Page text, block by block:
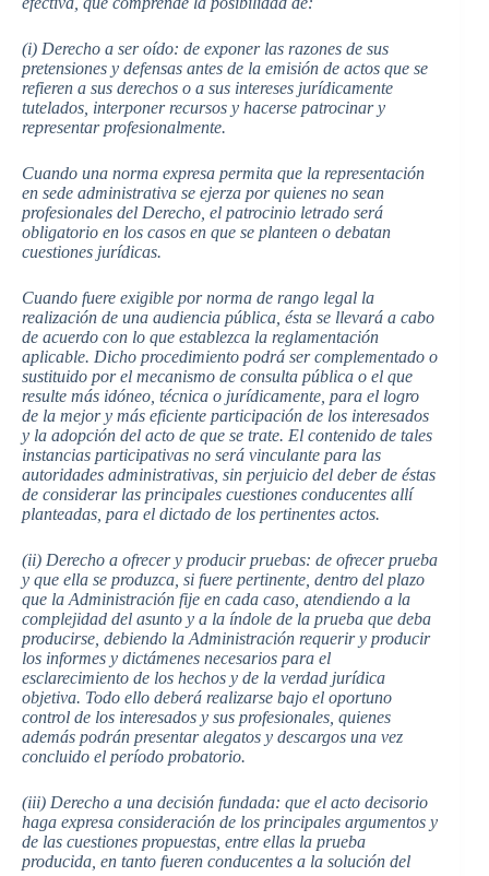
(i) Derecho a ser oído: de exponer las razones de sus
pretensiones y defensas antes de la emisión de actos que se
refieren a sus derechos o a sus intereses jurídicamente
tutelados, interponer recursos y hacerse patrocinar y
representar profesionalmente.
Cuando una norma expresa permita que la representación
en sede administrativa se ejerza por quienes no sean
profesionales del Derecho, el patrocinio letrado será
obligatorio en los casos en que se planteen o debatan
cuestiones jurídicas.
Cuando fuere exigible por norma de rango legal la
realización de una audiencia pública, ésta se llevará a cabo
de acuerdo con lo que establezca la reglamentación
aplicable. Dicho procedimiento podrá ser complementado o
sustituido por el mecanismo de consulta pública o el que
resulte más idóneo, técnica o jurídicamente, para el logro
de la mejor y más eficiente participación de los interesados
y la adopción del acto de que se trate. El contenido de tales
instancias participativas no será vinculante para las
autoridades administrativas, sin perjuicio del deber de éstas
de considerar las principales cuestiones conducentes allí
planteadas, para el dictado de los pertinentes actos.
(ii) Derecho a ofrecer y producir pruebas: de ofrecer prueba
y que ella se produzca, si fuere pertinente, dentro del plazo
que la Administración fije en cada caso, atendiendo a la
complejidad del asunto y a la índole de la prueba que deba
producirse, debiendo la Administración requerir y producir
los informes y dictámenes necesarios para el
esclarecimiento de los hechos y de la verdad jurídica
objetiva. Todo ello deberá realizarse bajo el oportuno
control de los interesados y sus profesionales, quienes
además podrán presentar alegatos y descargos una vez
concluido el período probatorio.
(iii) Derecho a una decisión fundada: que el acto decisorio
haga expresa consideración de los principales argumentos y
de las cuestiones propuestas, entre ellas la prueba
producida, en tanto fueren conducentes a la solución del